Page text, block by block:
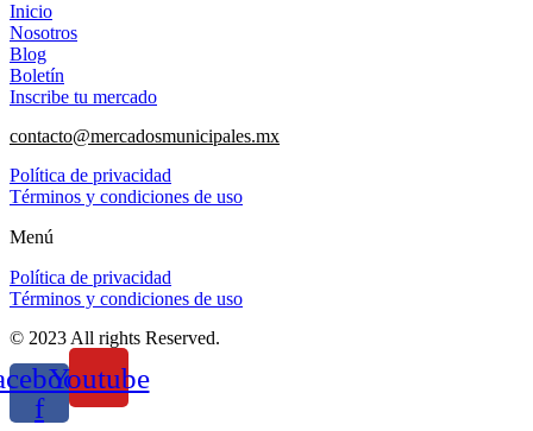
Inicio
Nosotros
Blog
Boletín
Inscribe tu mercado
contacto@mercadosmunicipales.mx
Política de privacidad
Términos y condiciones de uso
Menú
Política de privacidad
Términos y condiciones de uso
© 2023 All rights Reserved.
f
Youtube